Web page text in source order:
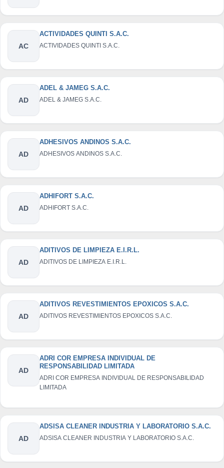
AC
ACTIVIDADES QUINTI S.A.C.
ACTIVIDADES QUINTI S.A.C.
AD
ADEL & JAMEG S.A.C.
ADEL & JAMEG S.A.C.
AD
ADHESIVOS ANDINOS S.A.C.
ADHESIVOS ANDINOS S.A.C.
AD
ADHIFORT S.A.C.
ADHIFORT S.A.C.
AD
ADITIVOS DE LIMPIEZA E.I.R.L.
ADITIVOS DE LIMPIEZA E.I.R.L.
AD
ADITIVOS REVESTIMIENTOS EPOXICOS S.A.C.
ADITIVOS REVESTIMIENTOS EPOXICOS S.A.C.
AD
ADRI COR EMPRESA INDIVIDUAL DE
RESPONSABILIDAD LIMITADA
ADRI COR EMPRESA INDIVIDUAL DE RESPONSABILIDAD
LIMITADA
AD
ADSISA CLEANER INDUSTRIA Y LABORATORIO S.A.C.
ADSISA CLEANER INDUSTRIA Y LABORATORIO S.A.C.